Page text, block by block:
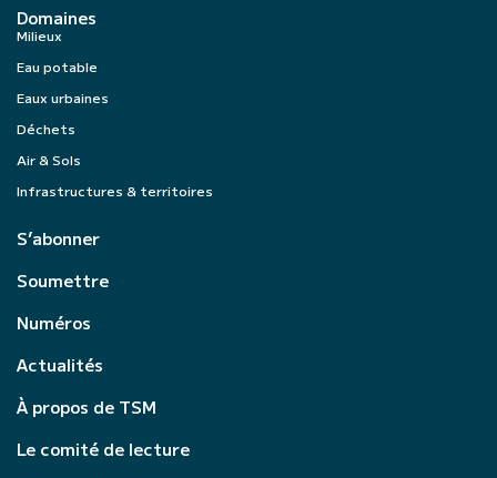
Domaines
Milieux
Eau potable
Eaux urbaines
Déchets
Air & Sols
Infrastructures & territoires
S’abonner
Soumettre
Numéros
Actualités
À propos de TSM
Le comité de lecture